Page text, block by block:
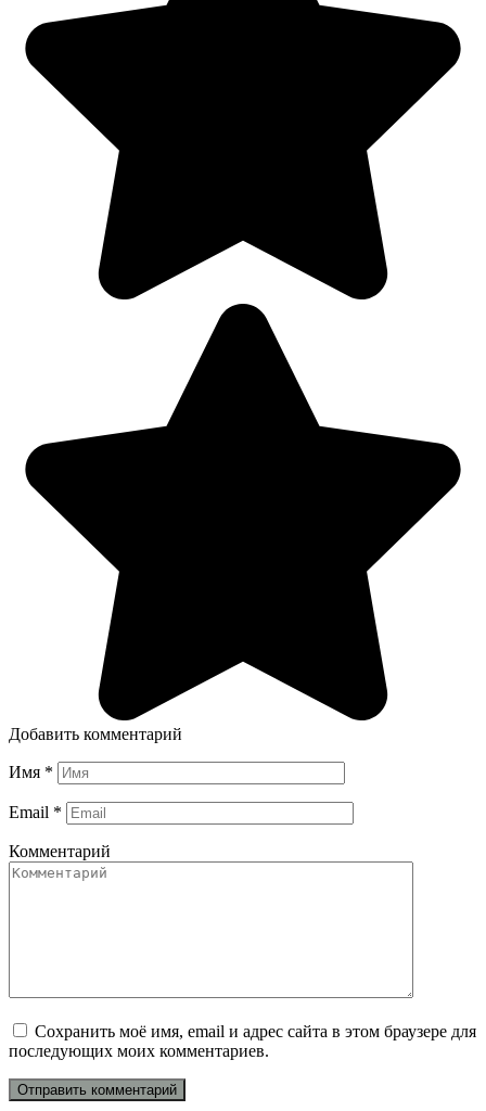
Добавить комментарий
Имя *
Email *
Комментарий
Сохранить моё имя, email и адрес сайта в этом браузере для
последующих моих комментариев.